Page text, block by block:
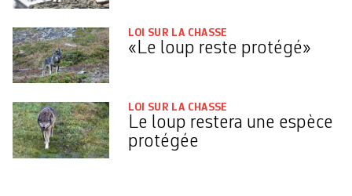
LOI SUR LA CHASSE
«Le loup reste protégé»
LOI SUR LA CHASSE
Le loup restera une espèce
protégée